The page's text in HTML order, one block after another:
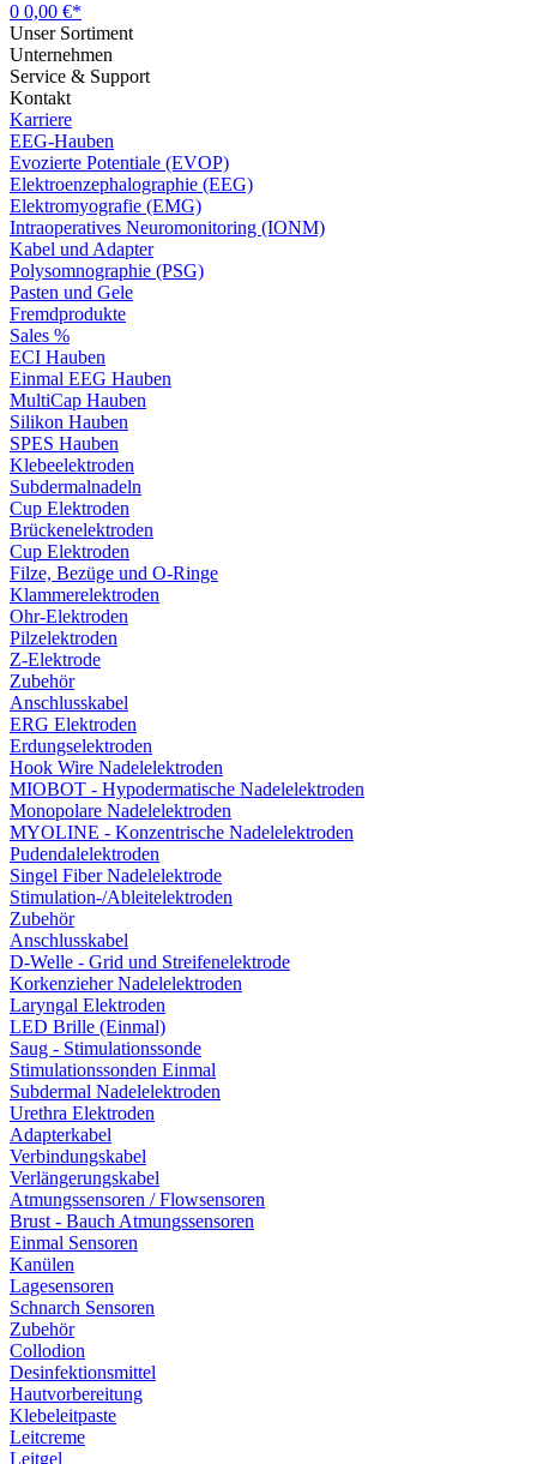
0 0,00 €*
Unser Sortiment
Unternehmen
Service & Support
Kontakt
Karriere
EEG-Hauben
Evozierte Potentiale (EVOP)
Elektroenzephalographie (EEG)
Elektromyografie (EMG)
Intraoperatives Neuromonitoring (IONM)
Kabel und Adapter
Polysomnographie (PSG)
Pasten und Gele
Fremdprodukte
Sales %
ECI Hauben
Einmal EEG Hauben
MultiCap Hauben
Silikon Hauben
SPES Hauben
Klebeelektroden
Subdermalnadeln
Cup Elektroden
Brückenelektroden
Cup Elektroden
Filze, Bezüge und O-Ringe
Klammerelektroden
Ohr-Elektroden
Pilzelektroden
Z-Elektrode
Zubehör
Anschlusskabel
ERG Elektroden
Erdungselektroden
Hook Wire Nadelelektroden
MIOBOT - Hypodermatische Nadelelektroden
Monopolare Nadelelektroden
MYOLINE - Konzentrische Nadelelektroden
Pudendalelektroden
Singel Fiber Nadelelektrode
Stimulation-/Ableitelektroden
Zubehör
Anschlusskabel
D-Welle - Grid und Streifenelektrode
Korkenzieher Nadelelektroden
Laryngal Elektroden
LED Brille (Einmal)
Saug - Stimulationssonde
Stimulationssonden Einmal
Subdermal Nadelelektroden
Urethra Elektroden
Adapterkabel
Verbindungskabel
Verlängerungskabel
Atmungssensoren / Flowsensoren
Brust - Bauch Atmungssensoren
Einmal Sensoren
Kanülen
Lagesensoren
Schnarch Sensoren
Zubehör
Collodion
Desinfektionsmittel
Hautvorbereitung
Klebeleitpaste
Leitcreme
Leitgel